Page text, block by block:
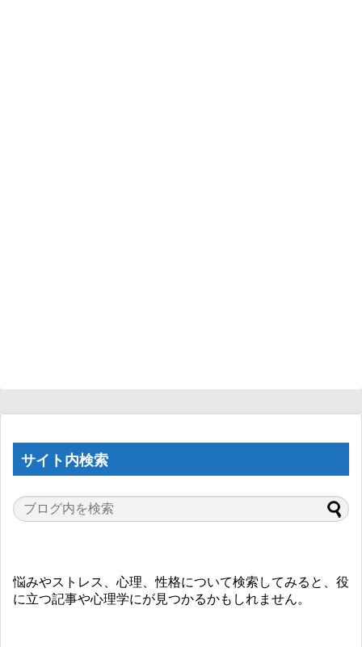
サイト内検索
悩みやストレス、心理、性格について検索してみると、役
に立つ記事や心理学にが見つかるかもしれません。